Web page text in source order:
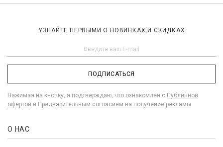
УЗНАЙТЕ ПЕРВЫМИ О НОВИНКАХ И СКИДКАХ
ПОДПИСАТЬСЯ
Нажимая на кнопку, я подтверждаю, что ознакомлен с Публичной
офертой и Предварительным согласием на получение рекламы
О НАС